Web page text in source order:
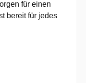
für einen
bereit für jedes